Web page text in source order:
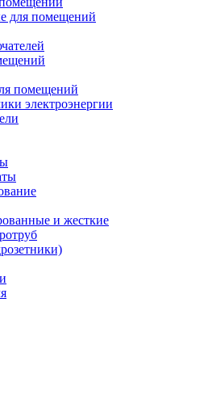
для помещений
помещений
электроэнергии
и жесткие